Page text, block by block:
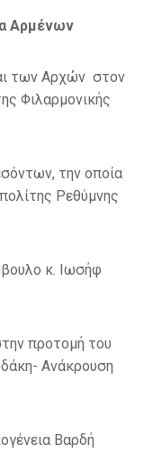
Αρμένων
των Αρχών στον
Φιλαρμονικής
την οποία
Ρεθύμνης
κ. Ιωσήφ
προτομή του
Ανάκρουση
Βαρδή